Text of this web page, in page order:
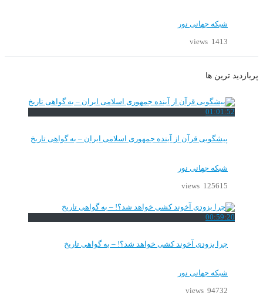
شبکه جهانی نور
1413 views
پربازدید ترین ها
01:01:52
پیشگویی قرآن از آینده جمهوری اسلامی ایران – به گواهی تاریخ
شبکه جهانی نور
125615 views
00:59:20
چرا بزودی آخوند کشی خواهد شد؟! – به گواهی تاریخ
شبکه جهانی نور
94732 views